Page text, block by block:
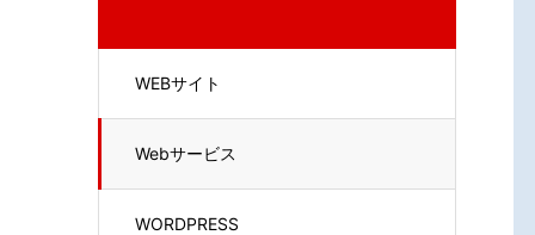
WEBサイト
Webサービス
WORDPRESS